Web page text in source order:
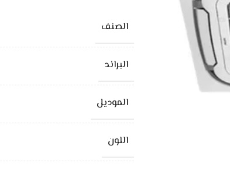
الصنف
البراند
الموديل
اللون